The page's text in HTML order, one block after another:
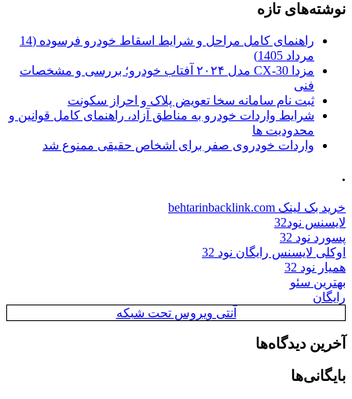
نوشته‌های تازه
راهنمای کامل مراحل و شرایط اسقاط خودرو فرسوده (14
مرداد 1405)
مزدا CX-30 مدل ۲۰۲۴ آفتاب خودرو؛ بررسی و مشخصات
فنی
ثبت نام سامانه سخا تعویض پلاک و احراز سکونت
شرایط واردات خودرو به مناطق آزاد، راهنمای کامل قوانین و
محدودیت ها
واردات خودروی صفر برای اشخاص حقیقی ممنوع شد
.
خرید بک لینک behtarinbacklink.com
لایسنس نود32
پسورد نود 32
اوکلی لایسنس رایگان نود 32
همیار نود 32
بهترین سئو
رایگان
آنتی ویروس تحت شبکه
آخرین دیدگاه‌ها
بایگانی‌ها